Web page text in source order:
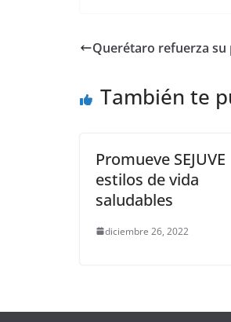
e
o
er l s
p
Querétaro refuerza
También te
Promueve SEJUVE
estilos de vida
saludables
diciembre 26, 2022